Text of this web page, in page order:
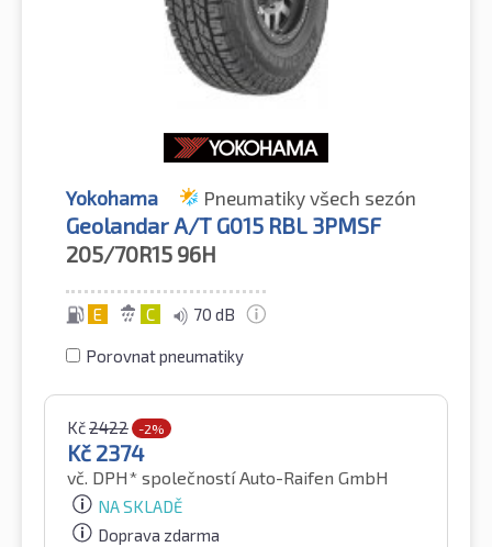
Yokohama Pneumatiky všech sezón
Geolandar A/T G015 RBL 3PMSF
205/70R15 96H
E C 70 dB
Porovnat pneumatiky
Kč2422 -2%
Kč 2374
vč. DPH* společností Auto-Raifen GmbH
NA SKLADĚ
Doprava zdarma